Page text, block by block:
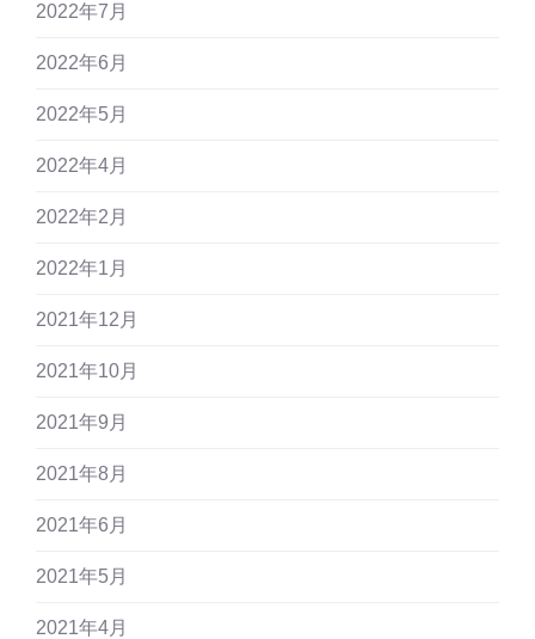
2022年7月
2022年6月
2022年5月
2022年4月
2022年2月
2022年1月
2021年12月
2021年10月
2021年9月
2021年8月
2021年6月
2021年5月
2021年4月